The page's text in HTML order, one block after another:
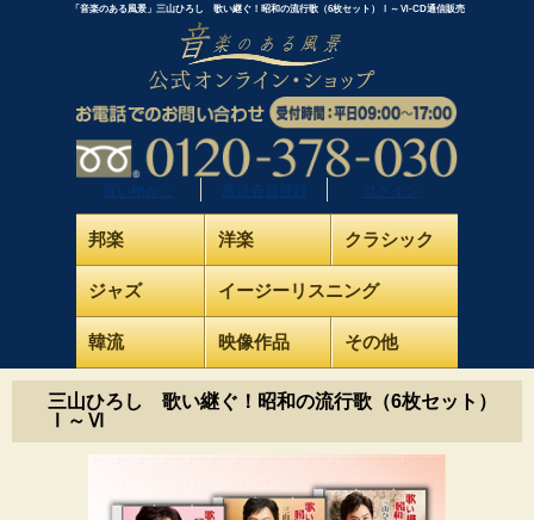
「音楽のある風景」三山ひろし 歌い継ぐ！昭和の流行歌（6枚セット）Ⅰ～Ⅵ-CD通信販売
買い物かご 新規会員登録 ログイン
邦楽 洋楽 クラシック
ジャズ イージーリスニング
韓流 映像作品 その他
三山ひろし 歌い継ぐ！昭和の流行歌（6枚セット）
Ⅰ～Ⅵ